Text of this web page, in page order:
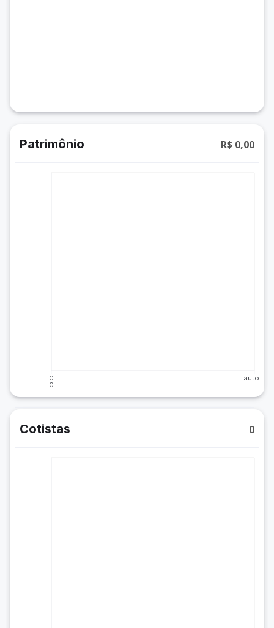
Patrimônio R$ 0,00
0
0
auto
Cotistas 0